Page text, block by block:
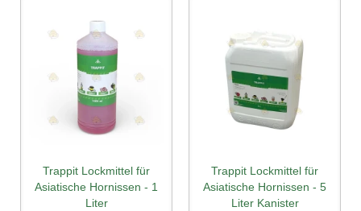
Trappit Lockmittel für
Asiatische Hornissen - 1
Liter
Trappit Lockmittel für
Asiatische Hornissen - 5
Liter Kanister